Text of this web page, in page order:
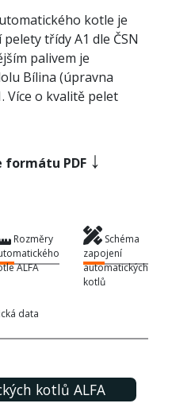
kotle je
třídy A1 dle ČSN
palivem je
Bílina (úpravna
Více o kvalitě pelet
formátu PDF ↓
Rozměry
ALFA
Schéma
zapojení
automatických
kotlů
data
kotlů ALFA